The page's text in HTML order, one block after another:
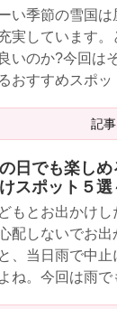
い季節の雪国
実しています
いのか?今回は
おすすめスポッ
記
日でも楽し
スポット５選
もとお出かけ
配しないでお
、当日雨で中
ね。今回は雨で